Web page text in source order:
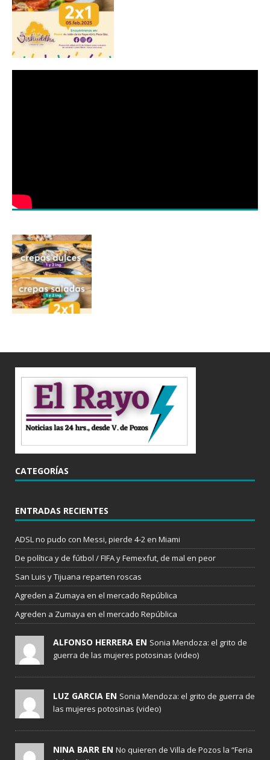
CATEGORÍAS
ENTRADAS RECIENTES
ADSL no pudo con Messi, pierde 4-2 en Miami
De política y de fútbol / FIFA y Femexfut, de mal en peor
San Luis y Tijuana reparten roscas
Agreden a Zumaya en el mercado República
Agreden a Zumaya en el mercado República
ALFONSO HERRERA EN Sonia Mendoza: el grito de
guerra de las mujeres potosinas (video)
LUZ GARCIA EN Sonia Mendoza: el grito de guerra de
las mujeres potosinas (video)
NINA BARR EN No quieren de Villa de Pozos la “Feria